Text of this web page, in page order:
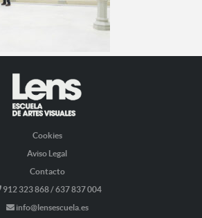
Cookies
Aviso Legal
Contacto
912 323 868 / 637 837 004
info@lensescuela.es